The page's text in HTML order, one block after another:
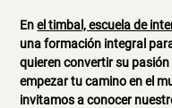
Enel timbal, escuela de
una formación integral
quieren convertir su
empezar tu camino en el
invitamos a conocer